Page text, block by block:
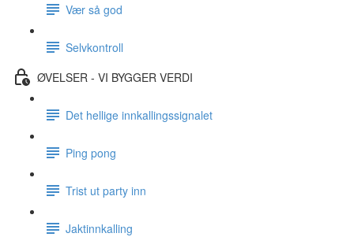
Vær så god
Selvkontroll
ØVELSER - VI BYGGER VERDI
Det hellige innkallingssignalet
Ping pong
Trist ut party inn
Jaktinnkalling